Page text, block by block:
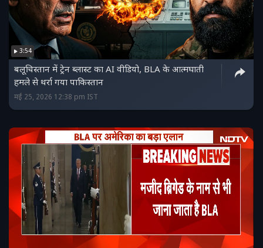
3:54
बलूचिस्तान में ट्रेन ब्लास्ट का AI वीडियो, BLA के आत्मघाती
हमले से थर्रा गया पाकिस्तान
मई 25, 2026 12:38 pm IST